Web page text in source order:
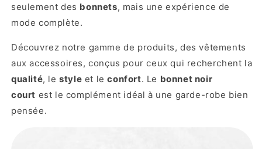
seulement des bonnets, mais une expérience de
mode complète.
Découvrez notre gamme de produits, des vêtements
aux accessoires, conçus pour ceux qui recherchent la
qualité, lestyle et leconfort. Le bonnet noir
court est le complément idéal à une garde-robe bien
pensée.